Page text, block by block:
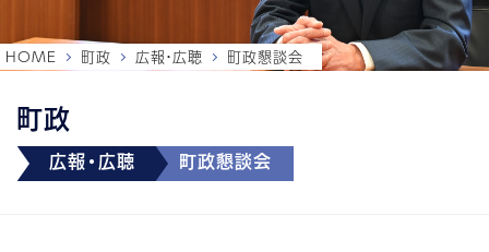
町政
広報・広聴 町政懇談会
HOME 町政 広報・広聴 町政懇談会